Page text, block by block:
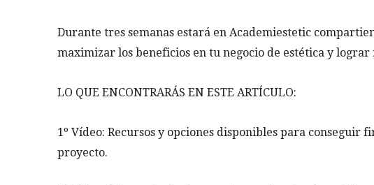
Durante tres semanas estará en Academiestetic
maximizar los beneficios en tu negocio de estética y
LO QUE ENCONTRARÁS EN ESTE ARTÍCULO:
1º Vídeo: Recursos y opciones disponibles para
proyecto.